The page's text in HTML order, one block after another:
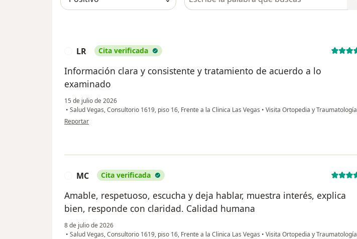
LR Cita verificada
Información clara y consistente y tratamiento de acuerdo a lo
examinado
15 de julio de 2026
• Salud Vegas, Consultorio 1619, piso 16, Frente a la Clinica Las Vegas • Visita Ortopedia y Traumatología
en opinión del usuario LR
Reportar
MC Cita verificada
Amable, respetuoso, escucha y deja hablar, muestra interés, explica
bien, responde con claridad. Calidad humana
8 de julio de 2026
• Salud Vegas, Consultorio 1619, piso 16, Frente a la Clinica Las Vegas • Visita Ortopedia y Traumatología